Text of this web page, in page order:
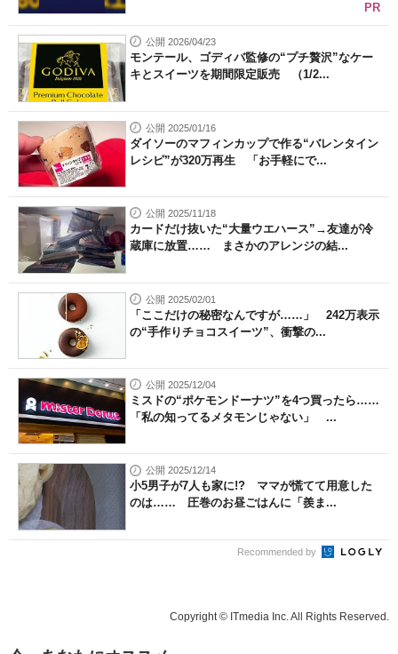
PR
公開 2026/04/23
モンテール、ゴディバ監修の“プチ贅沢”なケー
キとスイーツを期間限定販売 （1/2...
公開 2025/01/16
ダイソーのマフィンカップで作る“バレンタイン
レシピ”が320万再生 「お手軽にで...
公開 2025/11/18
カードだけ抜いた“大量ウエハース”→友達が冷
蔵庫に放置…… まさかのアレンジの結...
公開 2025/02/01
「ここだけの秘密なんですが……」 242万表示
の“手作りチョコスイーツ”、衝撃の...
公開 2025/12/04
ミスドの“ポケモンドーナツ”を4つ買ったら……
「私の知ってるメタモンじゃない」 ...
公開 2025/12/14
小5男子が7人も家に!? ママが慌てて用意した
のは…… 圧巻のお昼ごはんに「羨ま...
Recommended by
Copyright © ITmedia Inc. All Rights Reserved.